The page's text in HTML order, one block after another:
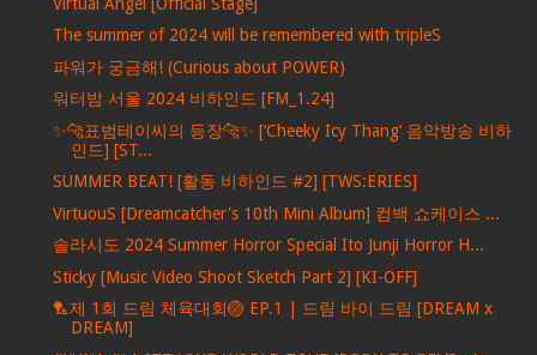
The summer of 2024 will be remembered with tripleS
파워가 궁금해! (Curious about POWER)
워터밤 서울 2024 비하인드 [FM_1.24]
✨🐆표범테이씨의 등장🐆✨ [‘Cheeky Icy Thang’ 음악방송 비하
인드] [ST...
SUMMER BEAT! [활동 비하인드 #2] [TWS:ERIES]
VirtuouS [Dreamcatcher's 10th Mini Album] 컴백 쇼케이스 ...
솔라시도 2024 Summer Horror Special Ito Junji Horror H...
Sticky [Music Video Shoot Sketch Part 2] [KI-OFF]
🏸제 1회 드림 체육대회🏐 EP.1 | 드림 바이 드림 [DREAM x
DREAM]